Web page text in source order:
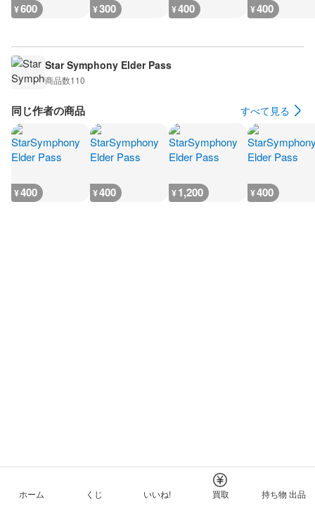
¥600 ¥300 ¥400 ¥400
Star Symphony Elder Pass
商品数110
同じ作者の商品 すべて見る
¥400 ¥400 ¥1,200 ¥400
ホーム くじ いいね! 買取 持ち物 出品